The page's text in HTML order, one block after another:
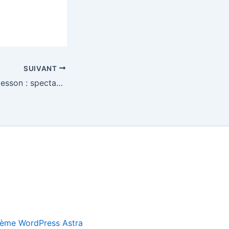
SUIVANT
Eveil corporel à Cesson : spectacle
WordPress Astra